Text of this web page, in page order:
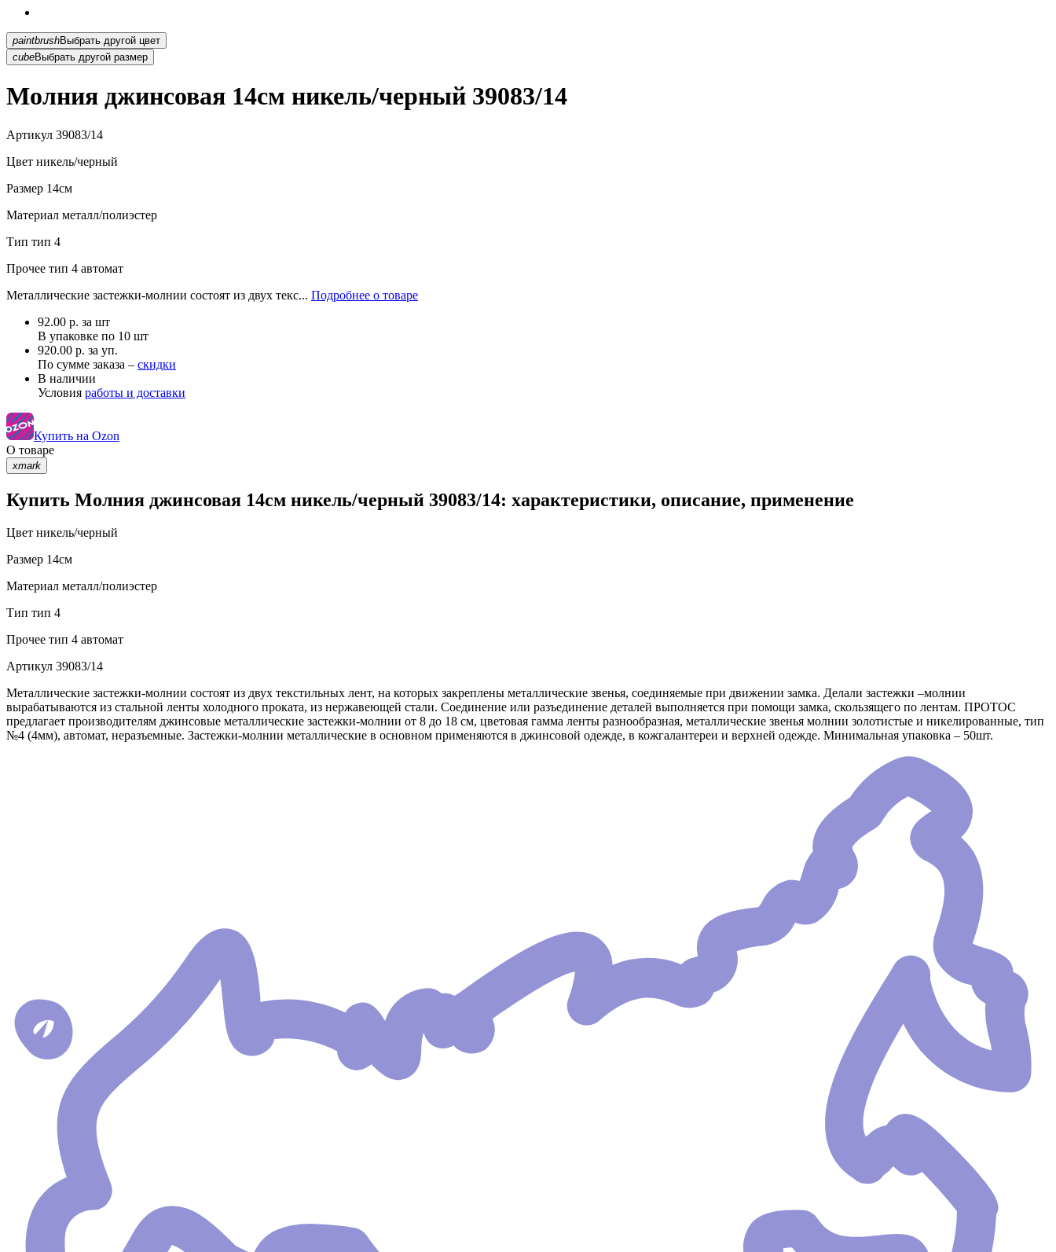
paintbrush
Выбрать другой цвет
cubeВыбрать другой размер
Молния джинсовая 14см никель/черный 39083/14
Артикул 39083/14
Цвет никель/черный
Размер 14см
Материал металл/полиэстер
Тип тип 4
Прочее тип 4 автомат
Металлические застежки-молнии состоят из двух текс... Подробнее о товаре
92.00 р. за шт
В упаковке по 10 шт
920.00 р. за уп.
По сумме заказа – скидки
В наличии
Условия работы и доставки
Купить на Ozon
О товаре
xmark
Купить Молния джинсовая 14см никель/черный 39083/14: характеристики, описание, применение
Цвет никель/черный
Размер 14см
Материал металл/полиэстер
Тип тип 4
Прочее тип 4 автомат
Артикул 39083/14
Металлические застежки-молнии состоят из двух текстильных лент, на которых закреплены металлические звенья, соединяемые при движении замка. Делали застежки –молнии
вырабатываются из стальной ленты холодного проката, из нержавеющей стали. Соединение или разъединение деталей выполняется при помощи замка, скользящего по лентам. ПРОТОС
предлагает производителям джинсовые металлические застежки-молнии от 8 до 18 см, цветовая гамма ленты разнообразная, металлические звенья молнии золотистые и никелированные, тип
№4 (4мм), автомат, неразъемные. Застежки-молнии металлические в основном применяются в джинсовой одежде, в кожгалантереи и верхней одежде. Минимальная упаковка – 50шт.